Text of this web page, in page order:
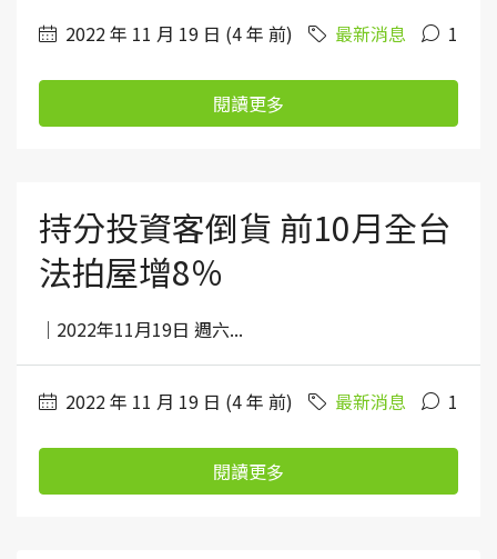
2022 年 11 月 19 日 (4 年 前) 最新消息 1
閱讀更多
持分投資客倒貨 前10月全台
法拍屋增8％
｜2022年11月19日 週六...
2022 年 11 月 19 日 (4 年 前) 最新消息 1
閱讀更多